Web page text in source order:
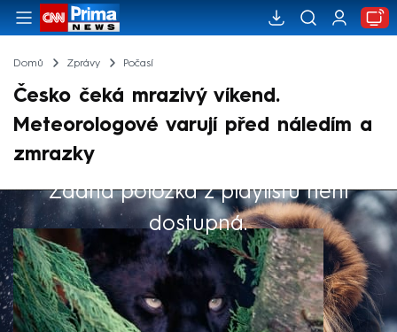
Domů Zprávy Počasí
Česko čeká mrazivý víkend.
Meteorologové varují před náledím a
zmrazky
Žádná položka z playlistu není
dostupná.
Výběr redakce